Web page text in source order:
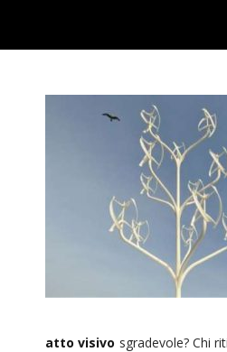
atto visivo sgradevole? Chi